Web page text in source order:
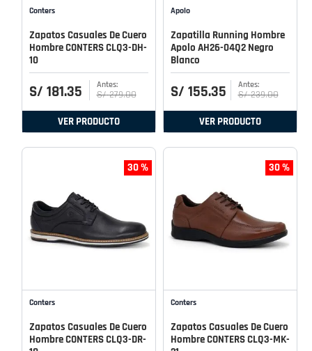
Conters
Zapatos Casuales De Cuero
Hombre CONTERS CLQ3-DH-
10
S/ 181.35 S/ 279.00
VER PRODUCTO
Apolo
Zapatilla Running Hombre
Apolo AH26-04Q2 Negro
Blanco
S/ 155.35 S/ 239.00
VER PRODUCTO
30 %
Conters
Zapatos Casuales De Cuero
Hombre CONTERS CLQ3-DR-
30 %
Conters
Zapatos Casuales De Cuero
Hombre CONTERS CLQ3-MK-